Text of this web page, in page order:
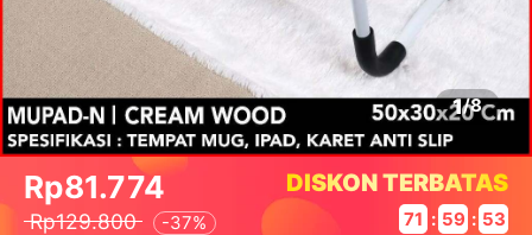
1/8
Rp81.774
Rp129.800 -37%
DISKON TERBATAS
71 : 59 : 53